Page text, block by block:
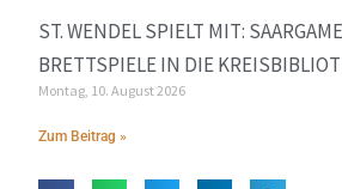
ST. WENDEL SPIELT MIT:
BRETTSPIELE IN DIE
Montag, 10. August 2026
Zum Beitrag »